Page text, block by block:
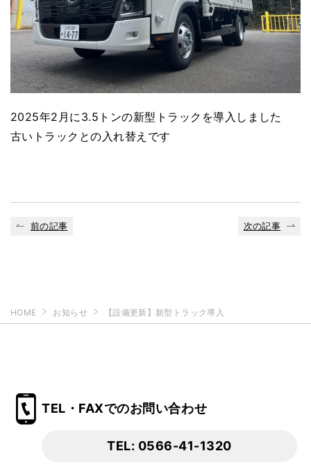
2025年2月に3.5トンの新型トラックを導入しました
古いトラックとの入れ替えです
前の記事 次の記事
HOME お知らせ 【設備更新】新型トラック導入
TEL・FAXでのお問い合わせ
TEL: 0566-41-1320